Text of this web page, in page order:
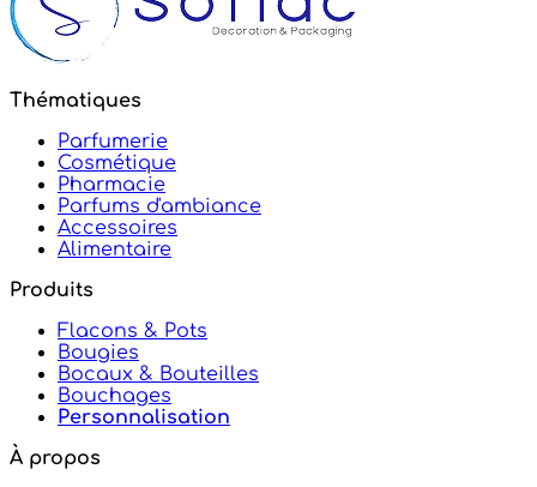
Thématiques
Parfumerie
Cosmétique
Pharmacie
Parfums d'ambiance
Accessoires
Alimentaire
Produits
Flacons & Pots
Bougies
Bocaux & Bouteilles
Bouchages
Personnalisation
À propos